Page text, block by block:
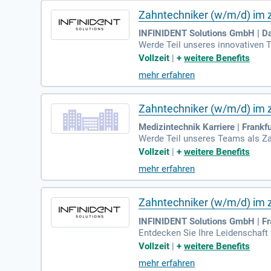
Zahntechniker (w/m/d) im
INFINIDENT Solutions GmbH |
Werde Teil unseres innovativen
wir auf modernste Technologien
beiten designst und eng mit
chniker, die Interesse an
Vollzeit |+weitere Benefits
mehr erfahren
Zahntechniker (w/m/d) im
Medizintechnik Karriere |
Werde Teil unseres Teams als
echte Teamarbeit, um unsere
insteiger ein, sich bei uns zu
mit Rat und Tat zur Seite – für
Vollzeit |+weitere Benefits
mehr erfahren
Zahntechniker (w/m/d) im
INFINIDENT Solutions GmbH |
Entdecken Sie Ihre
renden Fertigungszentren in
ng und kreative Lösungen im
Vollzeit |+weitere Benefits
mehr erfahren